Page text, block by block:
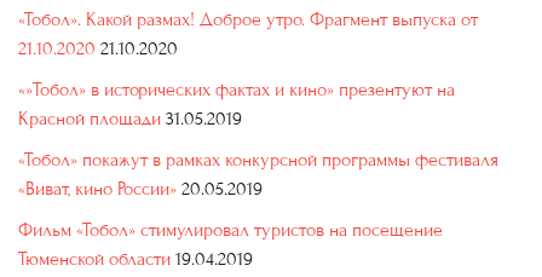
«Тобол». Какой размах! Доброе утро. Фрагмент выпуска от
21.10.2020 21.10.2020
«»Тобол» в исторических фактах и кино» презентуют на
Красной площади 31.05.2019
«Тобол» покажут в рамках конкурсной программы фестиваля
«Виват, кино России» 20.05.2019
Фильм «Тобол» стимулировал туристов на посещение
Тюменской области 19.04.2019